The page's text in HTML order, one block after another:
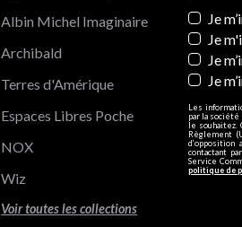
Je
Je
Je
Je
Les
par la
le souhaitez.
Règlement
contactant
Service
politique de
Albin Michel Imaginaire
Archibald
Terres d'Amérique
Espaces Libres Poche
NOX
Wiz
Voir toutes les collections